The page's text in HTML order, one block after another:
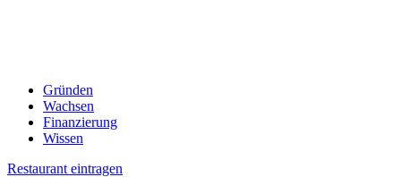
Gründen
Wachsen
Finanzierung
Wissen
Restaurant eintragen